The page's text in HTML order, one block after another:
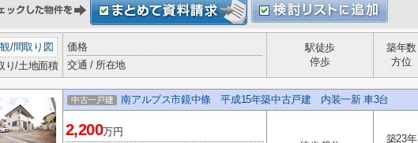
/間取り図
り/土地面積
価格
交通 / 所在地
駅徒歩
停歩
築年数
方位
中古一戸建 南アルプス市鏡中條 平成15年築中古戸建 内装一新 車3台
2,200万円
築23年